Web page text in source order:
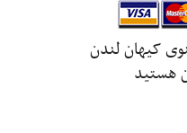
کیهان لندن
هستید